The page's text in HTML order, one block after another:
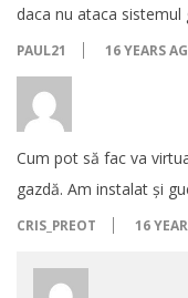
daca nu ataca sistemul
PAUL21 16 YEARS
Cum pot să fac va
gazdă. Am instalat și
CRIS_PREOT 16